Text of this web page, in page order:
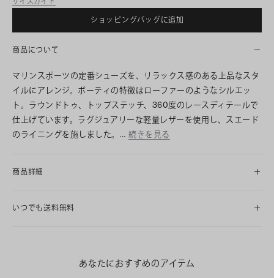
ショッピングバッグに追加
商品について
マリンスポーツの定番シューズを、リラックス感のある上品なスタ
イルにアレンジ。ボーティの特徴はローファーのようなシルエッ
ト。ラウンドトゥ、トップステッチ、360度のレースディテールで
仕上げています。ラグジュアリーな軽量レザーを使用し、スエード
のライニングを施しました。… 続きを見る
商品詳細
いつでも送料無料
あなたにおすすめのアイテム